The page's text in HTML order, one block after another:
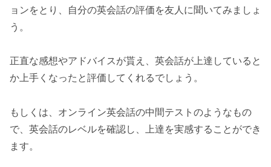
ョンをとり、自分の英会話の評価を友人に聞いてみましょ
う。
正直な感想やアドバイスが貰え、英会話が上達していると
か上手くなったと評価してくれるでしょう。
もしくは、オンライン英会話の中間テストのようなもの
で、英会話のレベルを確認し、上達を実感することができ
ます。